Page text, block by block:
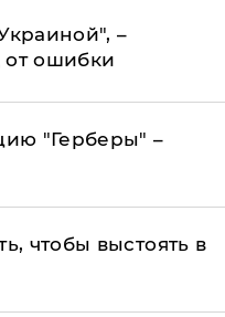
–
от ошибки
"Герберы" –
чтобы выстоять в